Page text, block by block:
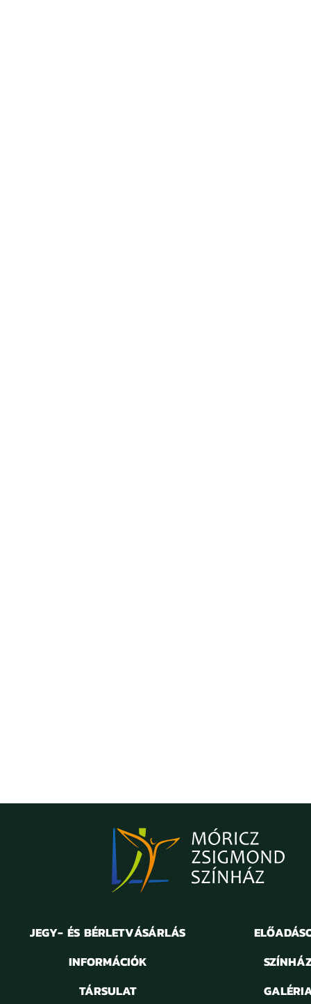
JEGY- ÉS BÉRLETVÁSÁRLÁS
INFORMÁCIÓK
TÁRSULAT